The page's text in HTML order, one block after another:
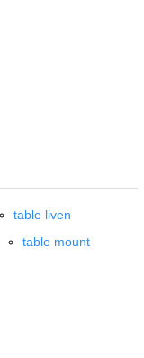
table liven
table mount